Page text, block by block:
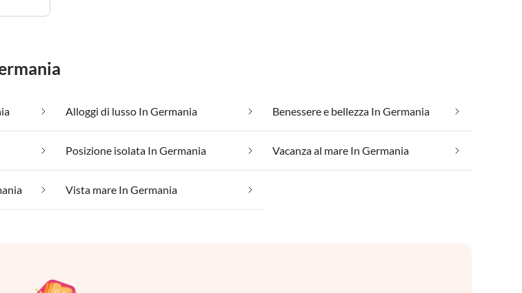
Alloggi di lusso In Germania Benessere e bellezza In Germania
Posizione isolata In Germania Vacanza al mare In Germania
Vista mare In Germania